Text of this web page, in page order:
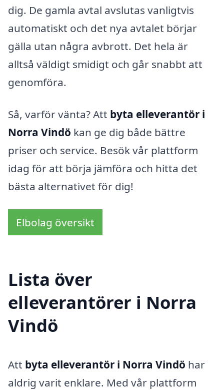
dig. De gamla avtal avslutas vanligtvis
automatiskt och det nya avtalet börjar
gälla utan några avbrott. Det hela är
alltså väldigt smidigt och går snabbt att
genomföra.
Så, varför vänta? Att byta elleverantör i
Norra Vindö kan ge dig både bättre
priser och service. Besök vår plattform
idag för att börja jämföra och hitta det
bästa alternativet för dig!
Elbolag översikt
Lista över
elleverantörer i Norra
Vindö
Att byta elleverantör i Norra Vindö har
aldrig varit enklare. Med vår plattform